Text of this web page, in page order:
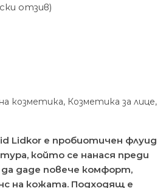
отзив)
козметика, Козметика за лице,
Lidkor е пробиотичен флуид
който се нанася преди
да даде повече комфорт,
на кожата. Подходящ е